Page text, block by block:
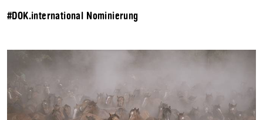
#DOK.international Nominierung